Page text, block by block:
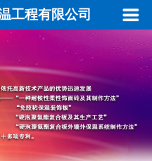
工程有限公司